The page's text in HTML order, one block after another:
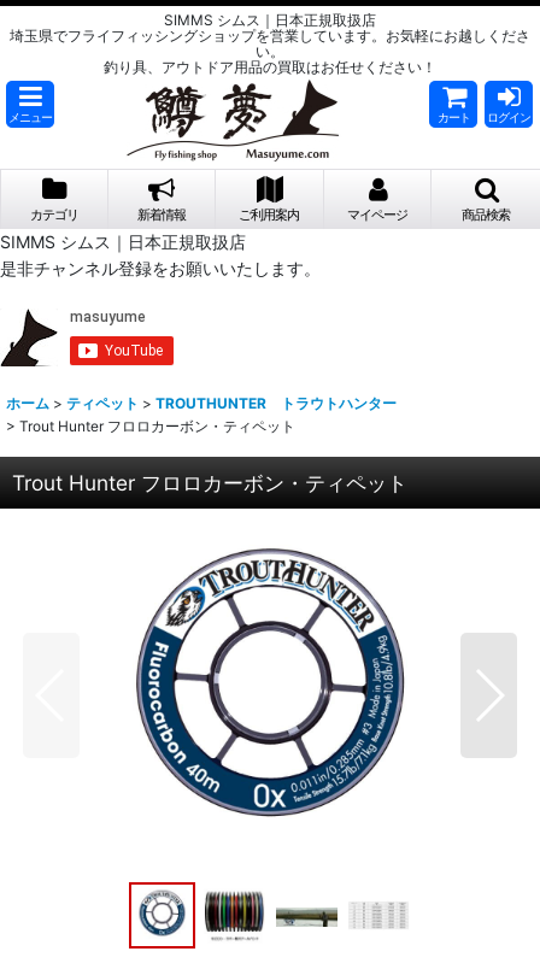
SIMMS シムス｜日本正規取扱店
埼玉県でフライフィッシングショップを営業しています。お気軽にお越しくださ
い。
釣り具、アウトドア用品の買取はお任せください！
メニュー カート ログイン
カテゴリ 新着情報 ご利用案内 マイページ 商品検索
SIMMS シムス｜日本正規取扱店
是非チャンネル登録をお願いいたします。
ホーム > ティペット > TROUTHUNTER トラウトハンター
> Trout Hunter フロロカーボン・ティペット
Trout Hunter フロロカーボン・ティペット